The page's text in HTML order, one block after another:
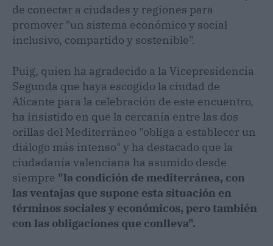
de conectar a ciudades y regiones para
promover "un sistema económico y social
inclusivo, compartido y sostenible".
Puig, quien ha agradecido a la Vicepresidencia
Segunda que haya escogido la ciudad de
Alicante para la celebración de este encuentro,
ha insistido en que la cercanía entre las dos
orillas del Mediterráneo "obliga a establecer un
diálogo más intenso" y ha destacado que la
ciudadanía valenciana ha asumido desde
siempre "la condición de mediterránea, con
las ventajas que supone esta situación en
términos sociales y económicos, pero también
con las obligaciones que conlleva".